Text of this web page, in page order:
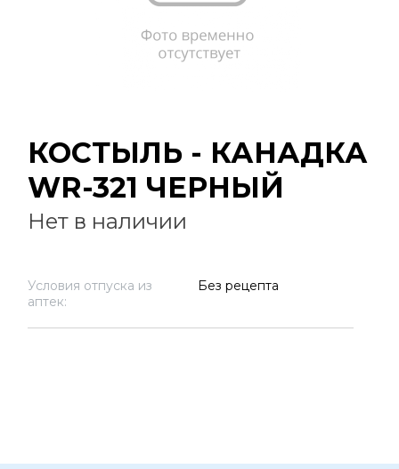
КОСТЫЛЬ - КАНАДКА
WR-321 ЧЕРНЫЙ
Нет в наличии
Условия отпуска из
аптек:
Без рецепта